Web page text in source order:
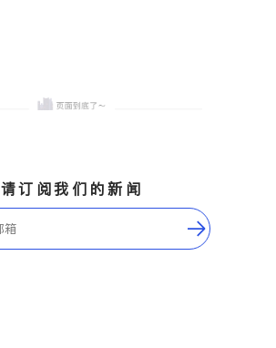
请订阅我们的新闻